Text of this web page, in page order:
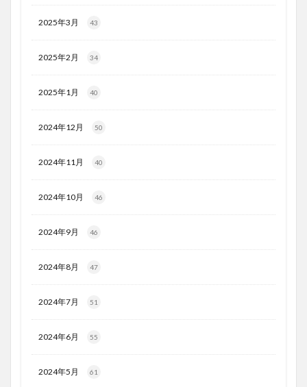
2025年3月 43
2025年2月 34
2025年1月 40
2024年12月 50
2024年11月 40
2024年10月 46
2024年9月 46
2024年8月 47
2024年7月 51
2024年6月 55
2024年5月 61